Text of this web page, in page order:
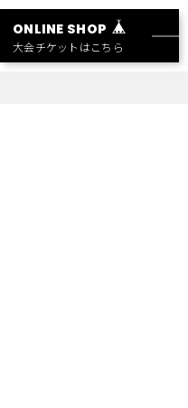
ONLINE SHOP
大会チケットはこちら